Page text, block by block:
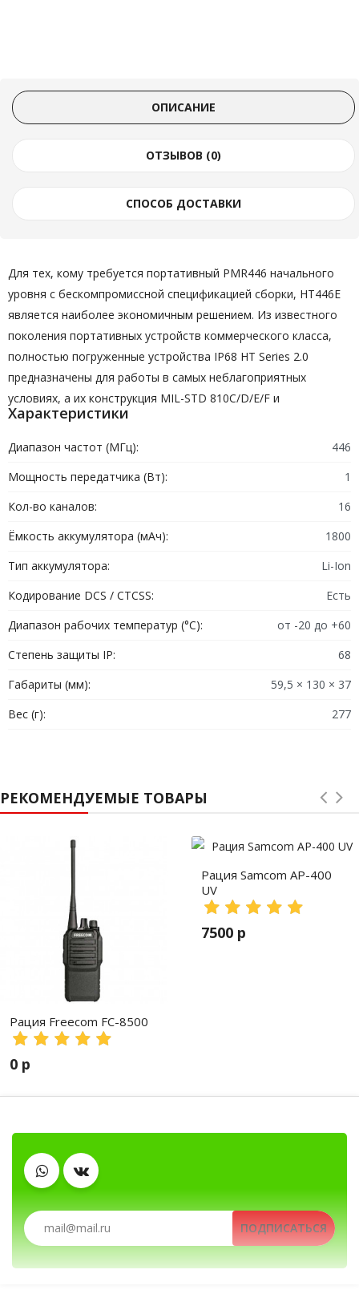
ОПИСАНИЕ
ОТЗЫВОВ (0)
СПОСОБ ДОСТАВКИ
Для тех, кому требуется портативный PMR446 начального
уровня с бескомпромиссной спецификацией сборки, HT446E
является наиболее экономичным решением. Из известного
поколения портативных устройств коммерческого класса,
полностью погруженные устройства IP68 HT Series 2.0
предназначены для работы в самых неблагоприятных
условиях, а их конструкция MIL-STD 810C/D/E/F и
исключительно громкий звук делают выбор в пользу пожара.
Для вашего удобства HT446E имеет емкость 16 каналов, что
позволяет дублировать все 8 выделенных европейских
PMR446 каналов на другой тон CTCSS или DCS. Или просто
сканированием каналов, VOX и локальной персональной
системой оповещения об атаках, с дополнительным
переменной точкой. Эта недорогая модель начального
уровня превзойдет ожидания даже самых опытных
радиолюбителей.
Характеристики
Диапазон частот (МГц):
446
Мощность передатчика (Вт):
1
Кол-во каналов:
16
Ёмкость аккумулятора (мАч):
1800
Тип аккумулятора:
Li-Ion
Кодирование DCS / CTCSS:
Есть
Диапазон рабочих температур (°C):
от -20 до +60
Степень защиты IP:
68
Габариты (мм):
59,5 × 130 × 37
Вес (г):
277
РЕКОМЕНДУЕМЫЕ ТОВАРЫ
Рация Freecom FC-8500
0 р
Рация Samcom AP-400
UV
7500 р
Аккумуляторы
Автомобильные рации, автомобильные радиостанции,
Рации, радиостанции, рации для охоты и рыбалки, портативные рации,
Антенны
ПОДПИСАТЬСЯ